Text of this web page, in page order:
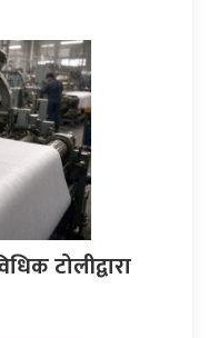
टोलीद्वारा